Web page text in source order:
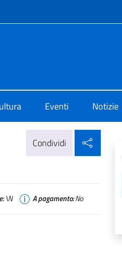
Eventi Notizie
Condividi
\N A pagamento:No